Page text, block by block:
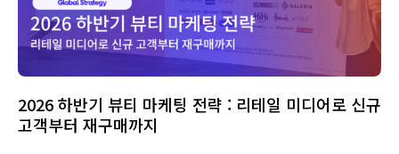
2026 하반기 뷰티 마케팅 전략 : 리테일 미디어로 신규
고객부터 재구매까지